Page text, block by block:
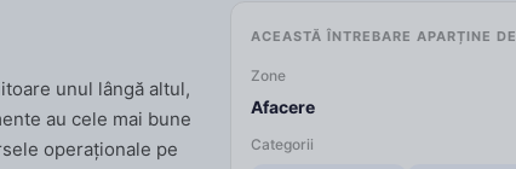
unul lângă altul,
au cele mai bune
operaționale pe
ACEASTĂ ÎNTREBARE APARȚINE DE
Zone
Afacere
Categorii